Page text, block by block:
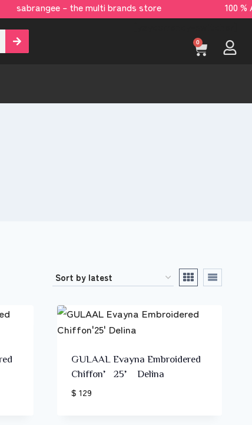
sabrangee – the multi brands store 100 %
0
GULAAL Evayna Embroidered
Chiffon’25’ Delina
$ 129